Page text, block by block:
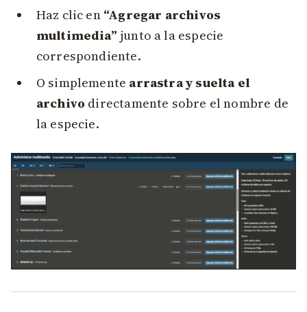
Haz clic en “Agregar archivos
multimedia” junto a la especie
correspondiente.
O simplemente arrastra y suelta el
archivo directamente sobre el nombre de
la especie.